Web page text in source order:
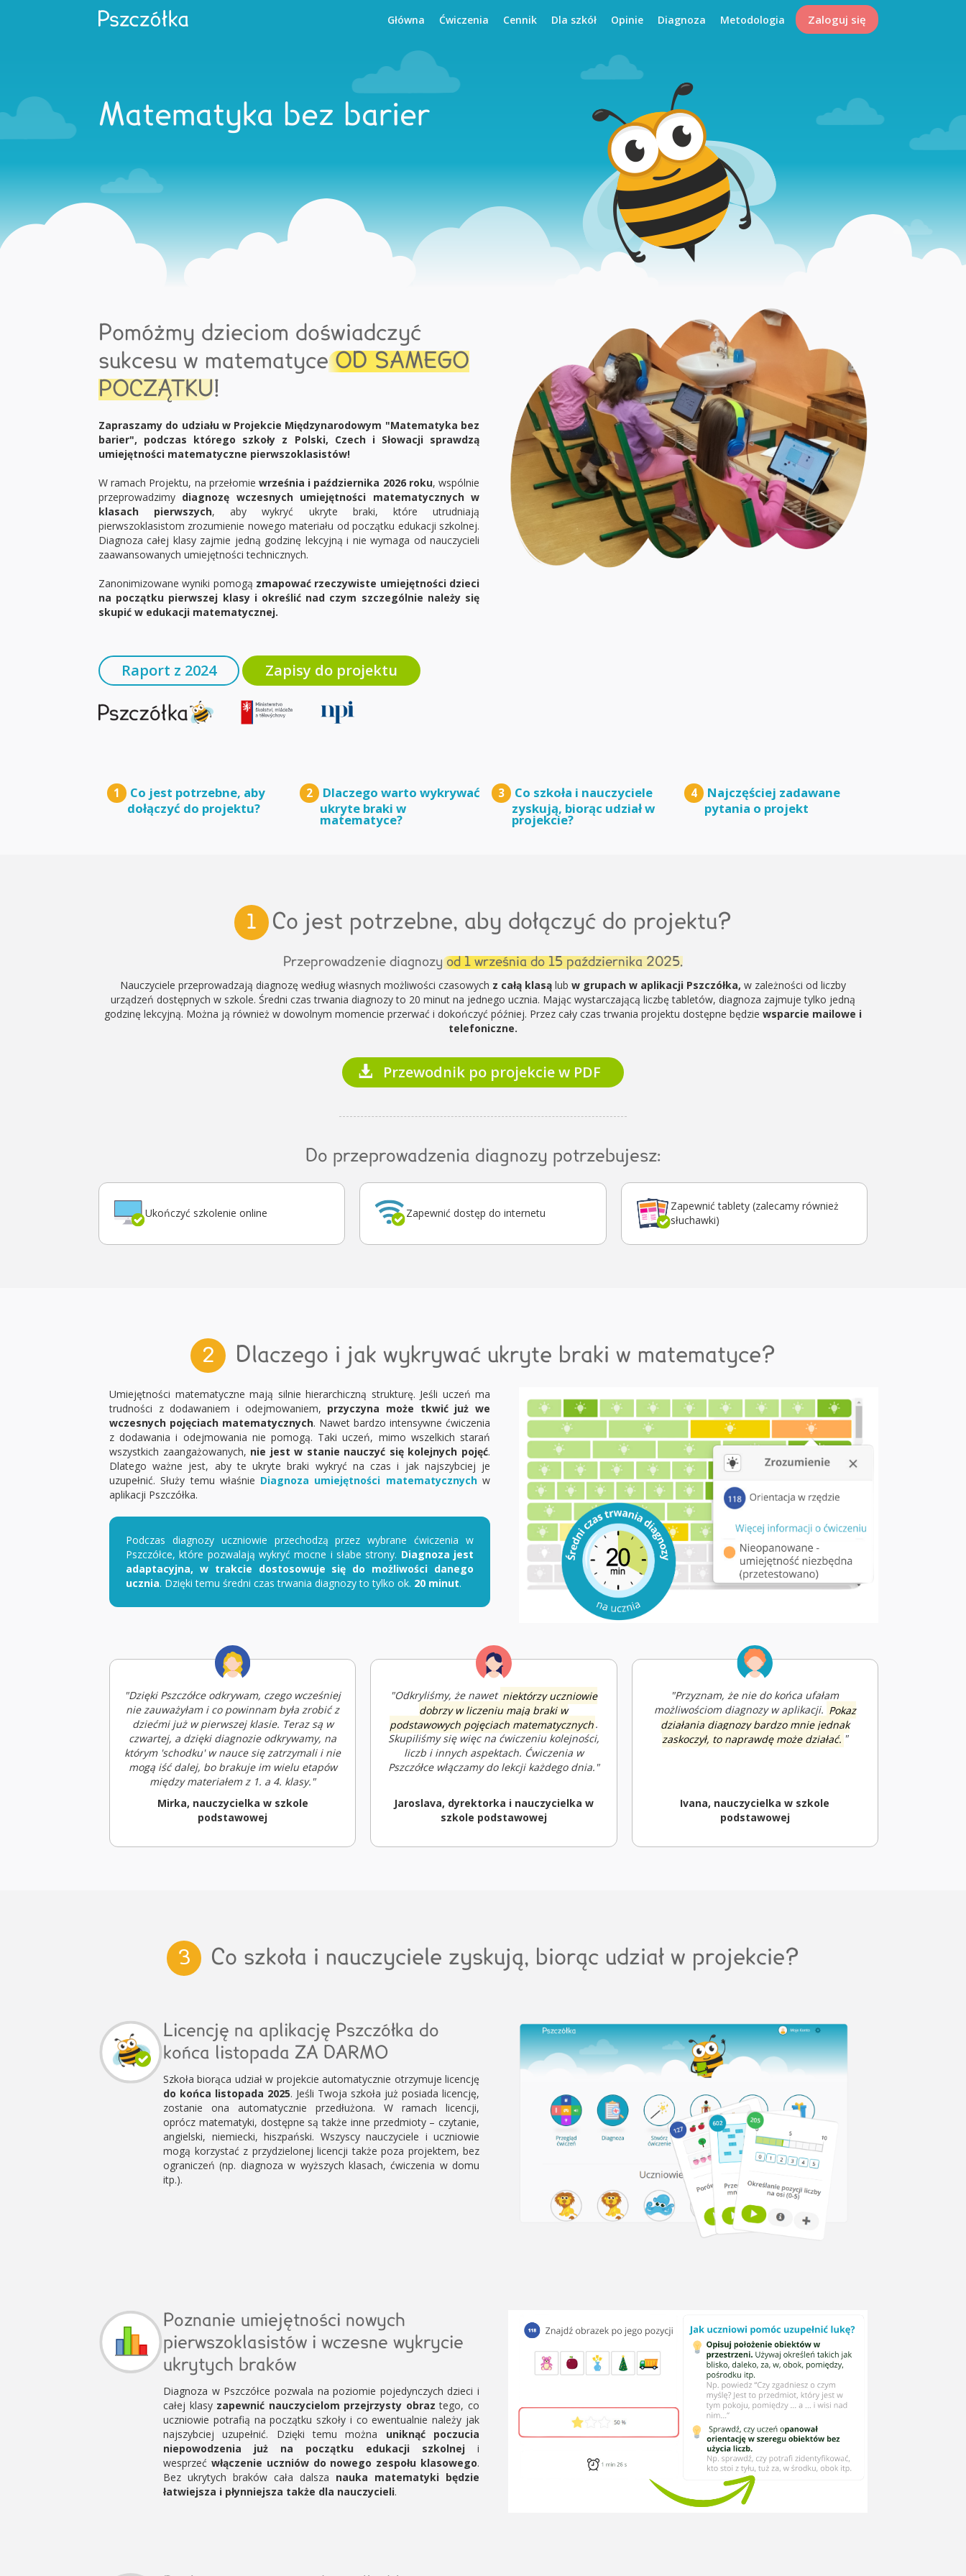
Główna Ćwiczenia Cennik Dla szkół Opinie Diagnoza Metodologia Zaloguj się
Matematyka bez barier
Pomóżmy dzieciom doświadczyć
sukcesu w matematyceOD SAMEGO
POCZĄTKU!
Zapraszamy do udziału w Projekcie Międzynarodowym "Matematyka bez
barier", podczas którego szkoły z Polski, Czech i Słowacji sprawdzą
umiejętności matematyczne pierwszoklasistów!
W ramach Projektu, na przełomie września i października 2026 roku, wspólnie
przeprowadzimy diagnozę wczesnych umiejętności matematycznych w
klasach pierwszych, aby wykryć ukryte braki, które utrudniają
pierwszoklasistom zrozumienie nowego materiału od początku edukacji szkolnej.
Diagnoza całej klasy zajmie jedną godzinę lekcyjną i nie wymaga od nauczycieli
zaawansowanych umiejętności technicznych.
Zanonimizowane wyniki pomogą zmapować rzeczywiste umiejętności dzieci
na początku pierwszej klasy i określić nad czym szczególnie należy się
skupić w edukacji matematycznej.
Raport z 2024 Zapisy do projektu
1
Co jest potrzebne, aby
dołączyć do projektu?
2
Dlaczego warto wykrywać
ukryte braki w
matematyce?
3
Co szkoła i nauczyciele
zyskują, biorąc udział w
projekcie?
4
Najczęściej zadawane
pytania o projekt
1 Co jest potrzebne, aby dołączyć do projektu?
Przeprowadzenie diagnozyod 1 września do 15 października 2025.
Nauczyciele przeprowadzają diagnozę według własnych możliwości czasowych z całą klasą lub w grupach w aplikacji Pszczółka, w zależności od liczby
urządzeń dostępnych w szkole. Średni czas trwania diagnozy to 20 minut na jednego ucznia. Mając wystarczającą liczbę tabletów, diagnoza zajmuje tylko jedną
godzinę lekcyjną. Można ją również w dowolnym momencie przerwać i dokończyć później. Przez cały czas trwania projektu dostępne będzie wsparcie mailowe i
telefoniczne.
Przewodnik po projekcie w PDF
Do przeprowadzenia diagnozy potrzebujesz:
Ukończyć szkolenie online Zapewnić dostęp do internetu
Zapewnić tablety (zalecamy również
słuchawki)
2 Dlaczego i jak wykrywać ukryte braki w matematyce?
Umiejętności matematyczne mają silnie hierarchiczną strukturę. Jeśli uczeń ma
trudności z dodawaniem i odejmowaniem, przyczyna może tkwić już we
wczesnych pojęciach matematycznych. Nawet bardzo intensywne ćwiczenia
z dodawania i odejmowania nie pomogą. Taki uczeń, mimo wszelkich starań
wszystkich zaangażowanych, nie jest w stanie nauczyć się kolejnych pojęć.
Dlatego ważne jest, aby te ukryte braki wykryć na czas i jak najszybciej je
uzupełnić. Służy temu właśnie Diagnoza umiejętności matematycznychw
aplikacji Pszczółka.
Podczas diagnozy uczniowie przechodzą przez wybrane ćwiczenia w
Pszczółce, które pozwalają wykryć mocne i słabe strony. Diagnoza jest
adaptacyjna, w trakcie dostosowuje się do możliwości danego
ucznia. Dzięki temu średni czas trwania diagnozy to tylko ok. 20 minut.
"Dzięki Pszczółce odkrywam, czego wcześniej
nie zauważyłam i co powinnam była zrobić z
dziećmi już w pierwszej klasie. Teraz są w
czwartej, a dzięki diagnozie odkrywamy, na
którym 'schodku' w nauce się zatrzymali i nie
mogą iść dalej, bo brakuje im wielu etapów
między materiałem z 1. a 4. klasy."
Mirka, nauczycielka w szkole
podstawowej
"Odkryliśmy, że nawet niektórzy uczniowie
dobrzy w liczeniu mają braki w
podstawowych pojęciach matematycznych.
Skupiliśmy się więc na ćwiczeniu kolejności,
liczb i innych aspektach. Ćwiczenia w
Pszczółce włączamy do lekcji każdego dnia."
Jaroslava, dyrektorka i nauczycielka w
szkole podstawowej
"Przyznam, że nie do końca ufałam
możliwościom diagnozy w aplikacji. Pokaz
działania diagnozy bardzo mnie jednak
zaskoczył, to naprawdę może działać. "
Ivana, nauczycielka w szkole
podstawowej
3 Co szkoła i nauczyciele zyskują, biorąc udział w projekcie?
Licencję na aplikację Pszczółka do
końca listopada ZA DARMO
Szkoła biorąca udział w projekcie automatycznie otrzymuje licencję
do końca listopada 2025. Jeśli Twoja szkoła już posiada licencję,
zostanie ona automatycznie przedłużona. W ramach licencji,
oprócz matematyki, dostępne są także inne przedmioty – czytanie,
angielski, niemiecki, hiszpański. Wszyscy nauczyciele i uczniowie
mogą korzystać z przydzielonej licencji także poza projektem, bez
ograniczeń (np. diagnoza w wyższych klasach, ćwiczenia w domu
itp.).
Poznanie umiejętności nowych
pierwszoklasistów i wczesne wykrycie
ukrytych braków
Diagnoza w Pszczółce pozwala na poziomie pojedynczych dzieci i
całej klasy zapewnić nauczycielom przejrzysty obraz tego, co
uczniowie potrafią na początku szkoły i co ewentualnie należy jak
najszybciej uzupełnić. Dzięki temu można uniknąć poczucia
niepowodzenia już na początku edukacji szkolnej i
wesprzeć włączenie uczniów do nowego zespołu klasowego.
Bez ukrytych braków cała dalsza nauka matematyki będzie
łatwiejsza i płynniejsza także dla nauczycieli.